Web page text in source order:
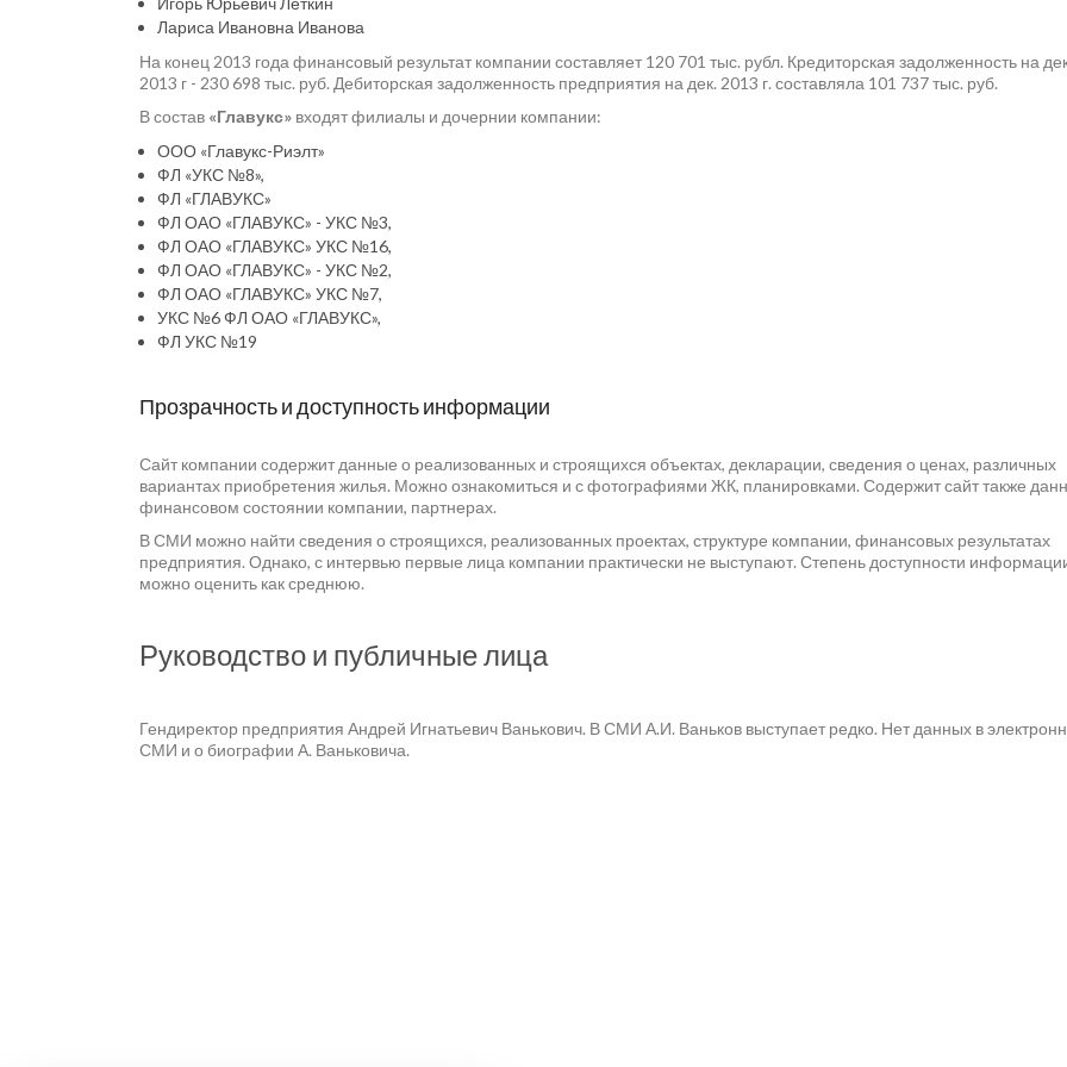
Лариса Ивановна Иванова
На конец 2013 года финансовый результат компании составляет 120 701 тыс. рубл. Кредиторская задолженность на
2013 г - 230 698 тыс. руб. Дебиторская задолженность предприятия на дек. 2013 г. составляла 101 737 тыс. руб.
В состав «Главукс» входят филиалы и дочернии компании:
ООО «Главукс-Риэлт»
ФЛ «УКС №8»,
ФЛ «ГЛАВУКС»
ФЛ ОАО «ГЛАВУКС» - УКС №3,
ФЛ ОАО «ГЛАВУКС» УКС №16,
ФЛ ОАО «ГЛАВУКС» - УКС №2,
ФЛ ОАО «ГЛАВУКС» УКС №7,
УКС №6 ФЛ ОАО «ГЛАВУКС»,
ФЛ УКС №19
Прозрачность и доступность информации
Сайт компании содержит данные о реализованных и строящихся объектах, декларации, сведения о ценах, различных
вариантах приобретения жилья. Можно ознакомиться и с фотографиями ЖК, планировками. Содержит сайт также
финансовом состоянии компании, партнерах.
В СМИ можно найти сведения о строящихся, реализованных проектах, структуре компании, финансовых результатах
предприятия. Однако, с интервью первые лица компании практически не выступают. Степень доступности
можно оценить как среднюю.
Руководство и публичные лица
Гендиректор предприятия Андрей Игнатьевич Ванькович. В СМИ А.И. Ваньков выступает редко. Нет данных в
СМИ и о биографии А. Ваньковича.